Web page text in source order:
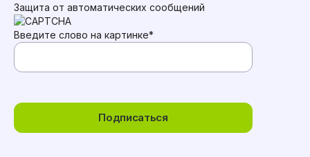
Подписаться
Защита от автоматических сообщений
Введите слово на картинке*